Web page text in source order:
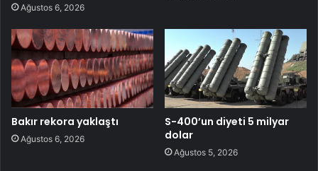
Ağustos 6, 2026
Bakır rekora yaklaştı
Ağustos 6, 2026
S-400’un diyeti 5 milyar
dolar
Ağustos 5, 2026